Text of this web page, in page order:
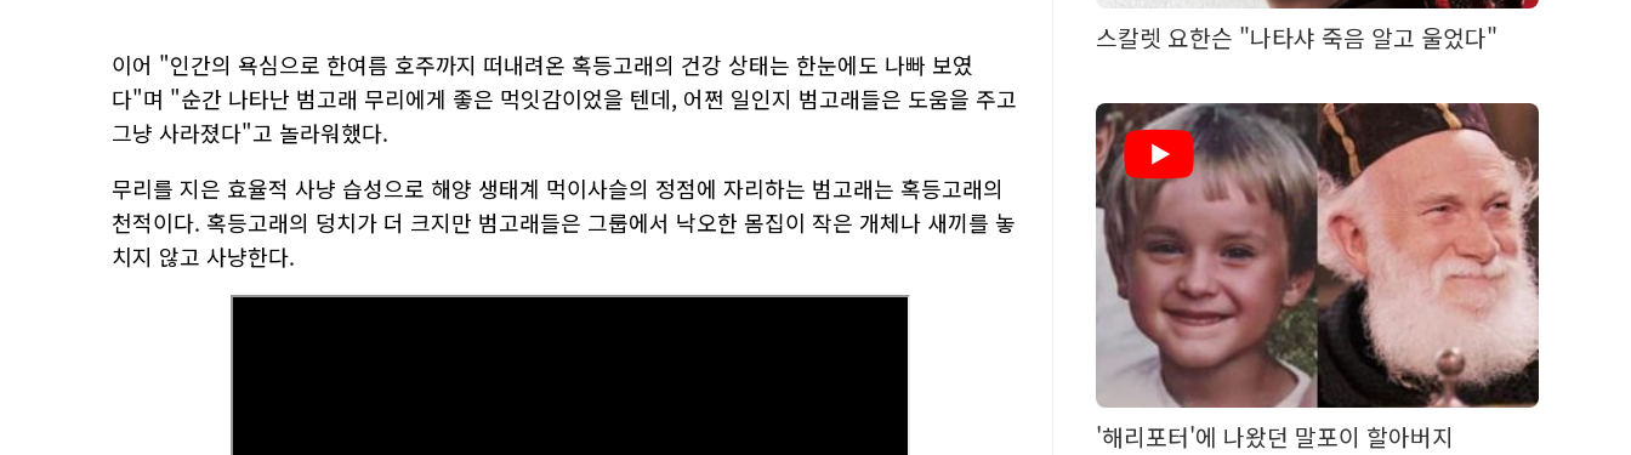
이어 "인간의 욕심으로 한여름 호주까지 떠내려온 혹등고래의 건강 상태는 한눈에도 나빠 보였
다"며 "순간 나타난 범고래 무리에게 좋은 먹잇감이었을 텐데, 어쩐 일인지 범고래들은 도움을 주고
그냥 사라졌다"고 놀라워했다.
무리를 지은 효율적 사냥 습성으로 해양 생태계 먹이사슬의 정점에 자리하는 범고래는 혹등고래의
천적이다. 혹등고래의 덩치가 더 크지만 범고래들은 그룹에서 낙오한 몸집이 작은 개체나 새끼를 놓
치지 않고 사냥한다.
스칼렛 요한슨 "나타샤 죽음 알고 울었다"
'해리포터'에 나왔던 말포이 할아버지